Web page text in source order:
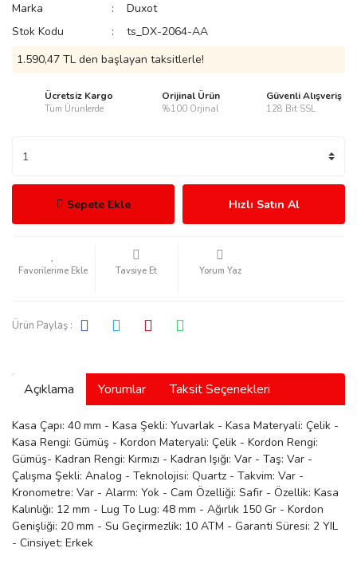
Manoir
Marka
Duxot
Stok Kodu
ts_DX-2064-AA
1.590,47 TL den başlayan taksitlerle!
Ücretsiz Kargo
Tüm Ürünlerde
Orijinal Ürün
%100 Orjinal
Güvenli Alışveriş
128 Bit SSL
Sepete Ekle Hızlı Satın Al
Tavsiye Et Yorum Yaz
Ürün Paylaş :
Açıklama Yorumlar Taksit Seçenekleri
Kasa Çapı: 40 mm - Kasa Şekli: Yuvarlak - Kasa Materyali: Çelik -
Kasa Rengi: Gümüş - Kordon Materyali: Çelik - Kordon Rengi:
Gümüş- Kadran Rengi: Kırmızı - Kadran Işığı: Var - Taş: Var -
Çalışma Şekli: Analog - Teknolojisi: Quartz - Takvim: Var -
Kronometre: Var - Alarm: Yok - Cam Özelliği: Safir - Özellik: Kasa
Kalınlığı: 12 mm - Lug To Lug: 48 mm - Ağırlık 150 Gr - Kordon
Genişliği: 20 mm - Su Geçirmezlik: 10 ATM - Garanti Süresi: 2 YIL
- Cinsiyet: Erkek